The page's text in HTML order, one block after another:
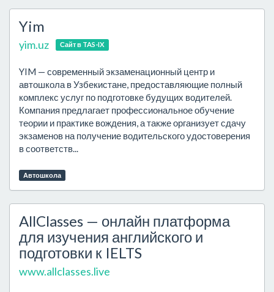
Yim
yim.uz Сайт в TAS-IX
YIM — современный экзаменационный центр и
автошкола в Узбекистане, предоставляющие полный
комплекс услуг по подготовке будущих водителей.
Компания предлагает профессиональное обучение
теории и практике вождения, а также организует сдачу
экзаменов на получение водительского удостоверения
в соответств...
Автошкола
AllClasses — онлайн платформа
для изучения английского и
подготовки к IELTS
www.allclasses.live